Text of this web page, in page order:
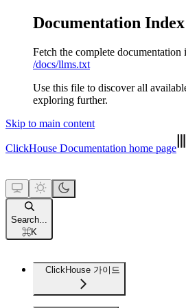
Documentation Index
Fetch the complete documentation
/docs/llms.txt
Use this file to discover all
exploring further.
Skip to main content
ClickHouse Documentation home page
Search...
⌘K
ClickHouse 가이드